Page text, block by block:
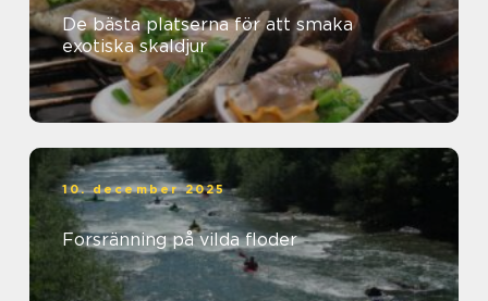
De bästa platserna för att smaka
exotiska skaldjur
10. december 2025
Forsränning på vilda floder